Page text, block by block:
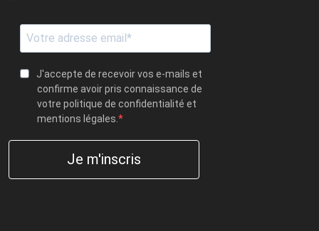
J'accepte de recevoir vos e-mails et
confirme avoir pris connaissance de
votre politique de confidentialité et
mentions légales.
Je m'inscris